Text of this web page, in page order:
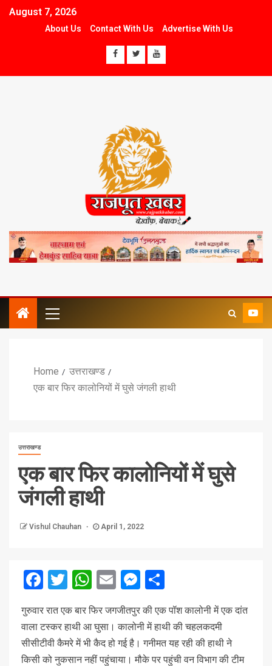
August 7, 2026
About Us Contact With Us Advertise With Us
Home
उत्तराखण्ड
एक बार फिर कालोनियों में घुसे जंगली हाथी
उत्तराखण्ड
एक बार फिर कालोनियों में घुसे
जंगली हाथी
Vishul Chauhan April 1, 2022
Facebook
Twitter
WhatsApp
EmailMessenger
गुरुवार रात एक बार फिर जगजीतपुर की एक पॉश कालोनी में एक दांत
वाला टस्कर हाथी आ घुसा। कालोनी में हाथी की चहलकदमी
सीसीटीवी कैमरे में भी कैद हो गई है। गनीमत यह रही की हाथी ने
किसी को नुकसान नहीं पहुंचाया। मौके पर पहुंची वन विभाग की टीम